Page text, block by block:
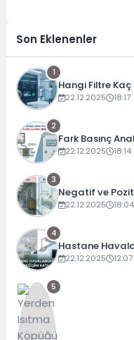
Son Eklenenler
1
Hangi Filtre
Güncel Tablo)
22.12.2025 18:17
2
Fark Basınç
Alarmı Nasıl
22.12.2025 18:14
3
Negatif ve
Çalışma
22.12.2025 18:04
4
Hastane
Değişim
22.12.2025 12:07
5